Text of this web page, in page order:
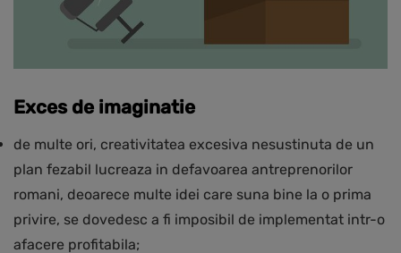
Exces de imaginatie
de multe ori, creativitatea excesiva nesustinuta de un
plan fezabil lucreaza in defavoarea antreprenorilor
romani, deoarece multe idei care suna bine la o prima
privire, se dovedesc a fi imposibil de implementat intr-o
afacere profitabila;